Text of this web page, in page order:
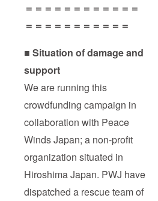
＝＝＝＝＝＝＝＝＝＝＝＝
＝＝＝＝＝＝＝＝＝＝＝
■ Situation of damage and
support
We are running this
crowdfunding campaign in
collaboration with Peace
Winds Japan; a non-profit
organization situated in
Hiroshima Japan. PWJ have
dispatched a rescue team of